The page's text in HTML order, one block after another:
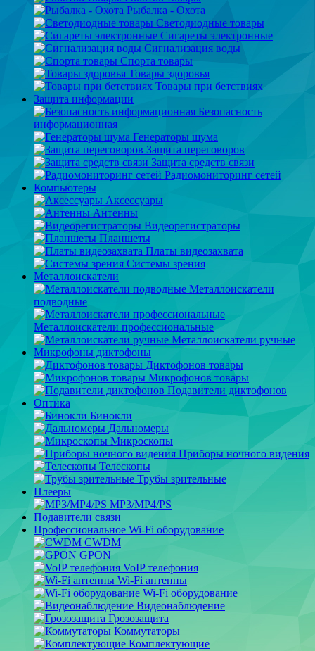
Рыбалка - Охота
Светодиодные товары
Сигареты электронные
Сигнализация воды
Спорта товары
Товары здоровья
Товары при бетствиях
Защита информации
Безопасность
информационная
Генераторы шума
Защита переговоров
Защита средств связи
Радиомониторинг сетей
Компьютеры
Аксессуары
Антенны
Видеорегистраторы
Планшеты
Платы видеозахвата
Системы зрения
Металлоискатели
Металлоискатели
подводные
Металлоискатели профессиональные
Металлоискатели ручные
Микрофоны диктофоны
Диктофонов товары
Микрофонов товары
Подавители диктофонов
Оптика
Бинокли
Дальномеры
Микроскопы
Приборы ночного видения
Телескопы
Трубы зрительные
Плееры
MP3/MP4/PS
Подавители связи
Профессиональное Wi-Fi оборудование
CWDM
GPON
VoIP телефония
Wi-Fi антенны
Wi-Fi оборудование
Видеонаблюдение
Грозозащита
Коммутаторы
Комплектующие